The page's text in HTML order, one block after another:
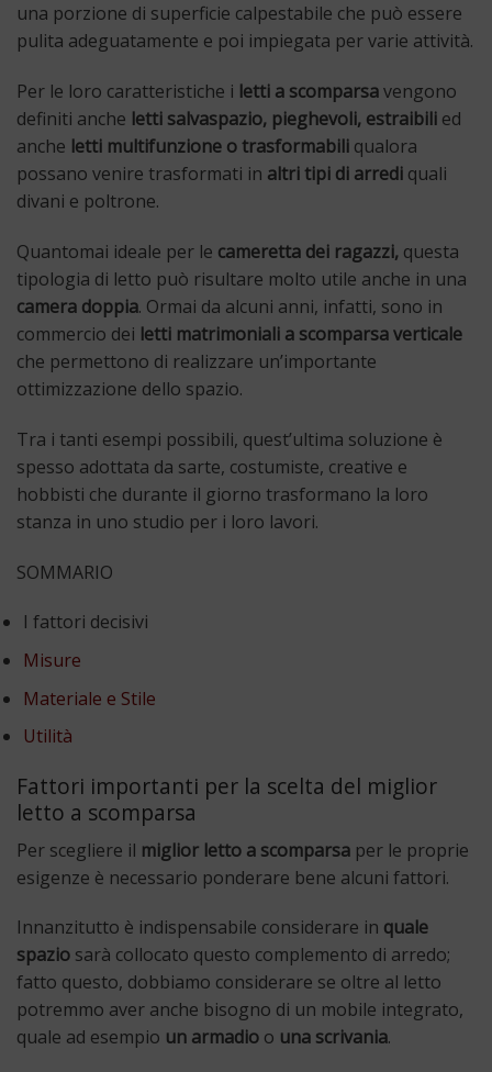
una porzione di superficie calpestabile che può essere
pulita adeguatamente e poi impiegata per varie attività.
Per le loro caratteristiche i letti a scomparsavengono
definiti anche letti salvaspazio, pieghevoli, estraibili ed
anche letti multifunzione o trasformabili qualora
possano venire trasformati in altri tipi di arredi quali
divani e poltrone.
Quantomai ideale per le cameretta dei ragazzi, questa
tipologia di letto può risultare molto utile anche in una
camera doppia. Ormai da alcuni anni, infatti, sono in
commercio dei letti matrimoniali a scomparsa verticale
che permettono di realizzare un’importante
ottimizzazione dello spazio.
Tra i tanti esempi possibili, quest’ultima soluzione è
spesso adottata da sarte, costumiste, creative e
hobbisti che durante il giorno trasformano la loro
stanza in uno studio per i loro lavori.
SOMMARIO
I fattori decisivi
Misure
Materiale e Stile
Utilità
Fattori importanti per la scelta del miglior
letto a scomparsa
Per scegliere il miglior letto a scomparsa per le proprie
esigenze è necessario ponderare bene alcuni fattori.
Innanzitutto è indispensabile considerare in quale
spazio sarà collocato questo complemento di arredo;
fatto questo, dobbiamo considerare se oltre al letto
potremmo aver anche bisogno di un mobile integrato,
quale ad esempio un armadio o una scrivania.